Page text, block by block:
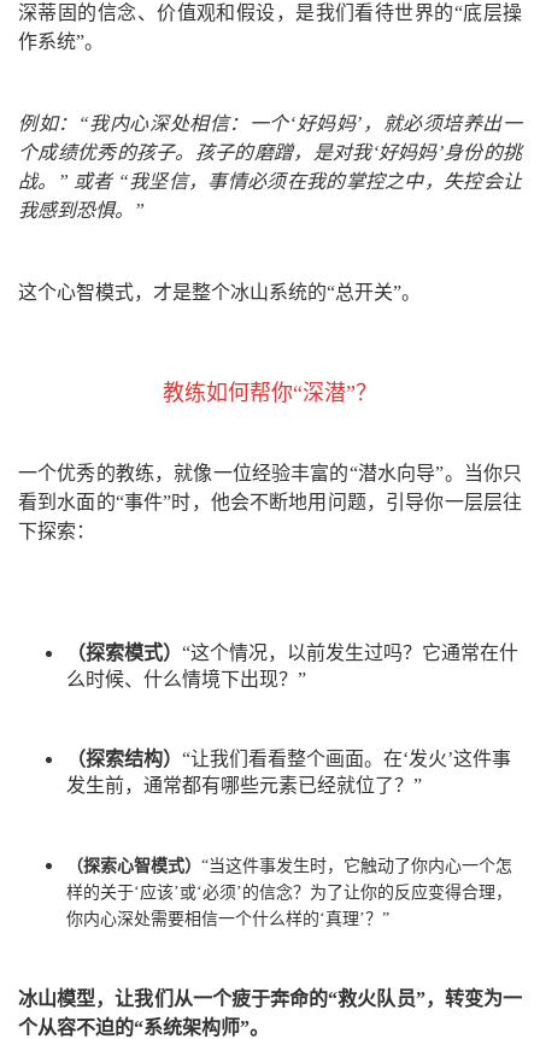
深蒂固的信念、价值观和假设，是我们看待世界的“底层操
作系统”。
例如：“我内心深处相信：一个‘好妈妈’，就必须培养出一
个成绩优秀的孩子。孩子的磨蹭，是对我‘好妈妈’身份的挑
战。” 或者 “我坚信，事情必须在我的掌控之中，失控会让
我感到恐惧。”
这个心智模式，才是整个冰山系统的“总开关”。
教练如何帮你“深潜”？
一个优秀的教练，就像一位经验丰富的“潜水向导”。当你只
看到水面的“事件”时，他会不断地用问题，引导你一层层往
下探索：
（探索模式） “这个情况，以前发生过吗？它通常在什
么时候、什么情境下出现？”
（探索结构） “让我们看看整个画面。在‘发火’这件事
发生前，通常都有哪些元素已经就位了？”
（探索心智模式） “当这件事发生时，它触动了你内心一个怎
样的关于‘应该’或‘必须’的信念？为了让你的反应变得合理，
你内心深处需要相信一个什么样的‘真理’？”
冰山模型，让我们从一个疲于奔命的“救火队员”，转变为一
个从容不迫的“系统架构师”。